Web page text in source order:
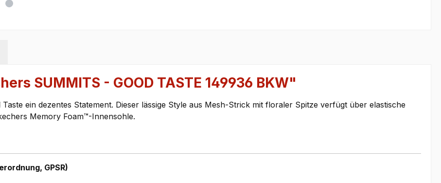
SUMMITS - GOOD TASTE 149936 BKW"
ein dezentes Statement. Dieser lässige Style aus Mesh-Strick mit floraler Spitze verfügt über elastische
Memory Foam™-Innensohle.
GPSR)